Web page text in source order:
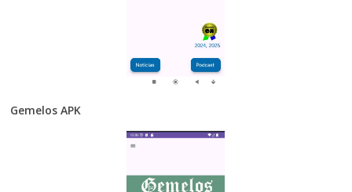
Gemelos APK